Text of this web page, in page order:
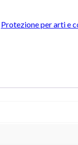
Protezione per arti e